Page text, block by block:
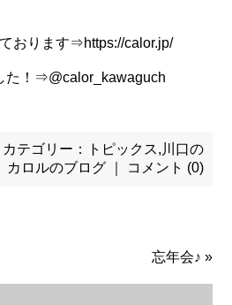
おります⇒https://calor.jp/
た！⇒@calor_kawaguch
テゴリー： トピックス, 川口の
ロルのブログ｜ コメント (0)
忘年会♪ »